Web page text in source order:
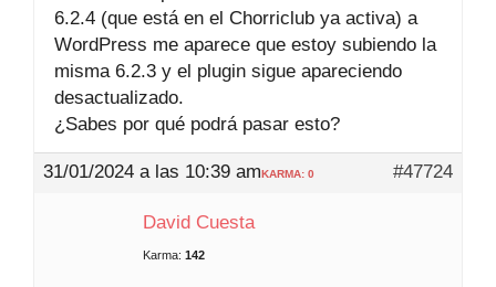
6.2.4 (que está en el Chorriclub ya activa) a
WordPress me aparece que estoy subiendo la
misma 6.2.3 y el plugin sigue apareciendo
desactualizado.
¿Sabes por qué podrá pasar esto?
31/01/2024 a las 10:39 am #47724
KARMA: 0
David Cuesta
Karma: 142